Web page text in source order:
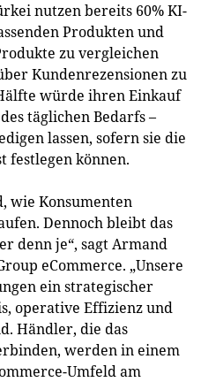
nutzen bereits 60% KI-
Produkten und
zu vergleichen
Kundenrezensionen zu
würde ihren Einkauf
täglichen Bedarfs –
lassen, sofern sie die
festlegen können.
wie Konsumenten
Dennoch bleibt das
denn je“, sagt Armand
eCommerce. „Unsere
ein strategischer
operative Effizienz und
Händler, die das
werden in einem
Umfeld am